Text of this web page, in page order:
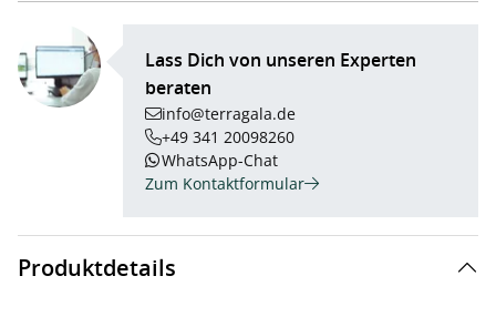
Lass Dich von unseren Experten
beraten
info@terragala.de
+49 341 20098260
WhatsApp-Chat
Zum Kontaktformular
Produktdetails